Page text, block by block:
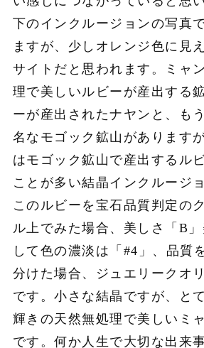
下のインクルージョンの写真
ますが、少しオレンジ色に見
サイトだと思われます。ミャ
理で美しいルビーが産出する
ーが産出されたナヤンと、も
名なモゴック鉱山があります
はモゴック鉱山で産出するル
ことが多い結晶インクルージ
このルビーを宝石品質判定の
ル上でみた場合、美しさ「B
して色の濃淡は「#4」、品質
分けた場合、ジュエリークオ
です。小さな結晶ですが、と
輝きの天然無処理で美しいミ
です。何か人生で大切な出来